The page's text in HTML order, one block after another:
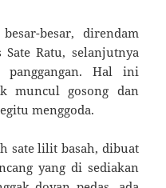
besar, direndam
Ratu, selanjutnya
panggangan. Hal ini
muncul gosong dan
menggoda.
sate lilit basah, dibuat
yang di sediakan